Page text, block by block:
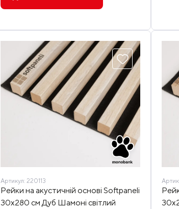
Артикул: 220113
Рейки на акустичній основі Softpaneli
30х280 см Дуб Шамоні світлий